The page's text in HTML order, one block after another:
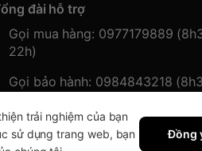
đài hỗ trợ
Gọi mua hàng: 0977179889
22h)
Gọi bảo hành: 0984843218
trải nghiệm của bạn
sử dụng trang web, bạn
Đồng